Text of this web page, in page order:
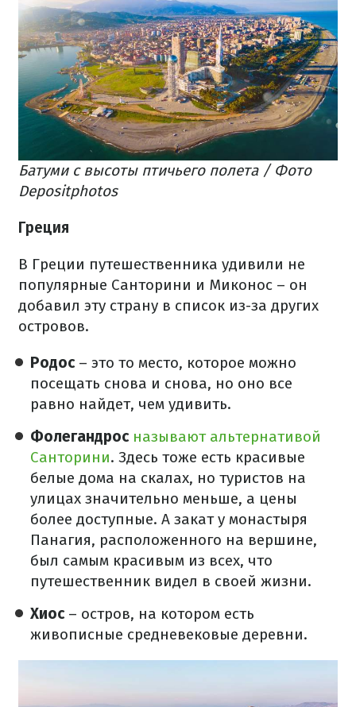
Батуми с высоты птичьего полета / Фото
Depositphotos
Греция
В Греции путешественника удивили не
популярные Санторини и Миконос – он
добавил эту страну в список из-за других
островов.
Родос– это то место, которое можно
посещать снова и снова, но оно все
равно найдет, чем удивить.
Фолегандрос называют альтернативой
Санторини. Здесь тоже есть красивые
белые дома на скалах, но туристов на
улицах значительно меньше, а цены
более доступные. А закат у монастыря
Панагия, расположенного на вершине,
был самым красивым из всех, что
путешественник видел в своей жизни.
Хиос– остров, на котором есть
живописные средневековые деревни.